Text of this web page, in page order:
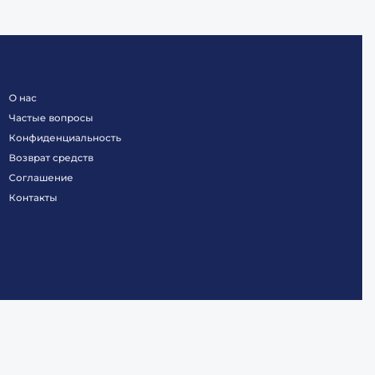
О нас
Частые вопросы
Конфиденциальность
Возврат средств
Соглашение
Контакты